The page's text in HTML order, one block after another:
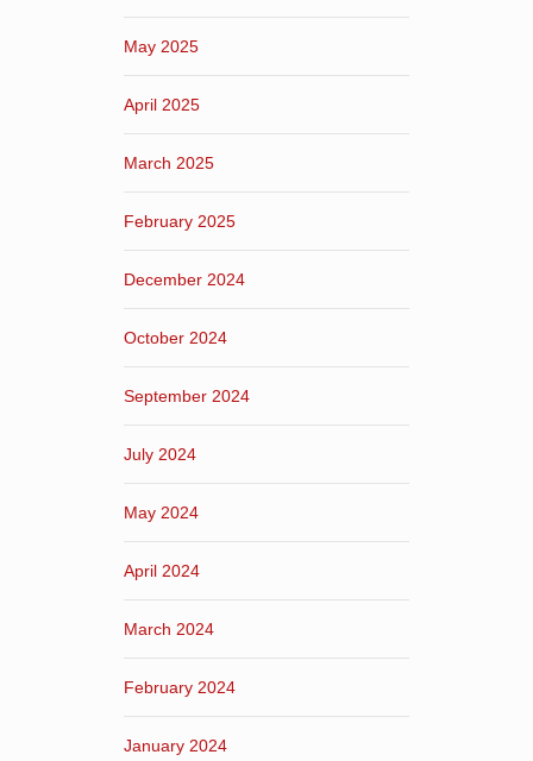
May 2025
April 2025
March 2025
February 2025
December 2024
October 2024
September 2024
July 2024
May 2024
April 2024
March 2024
February 2024
January 2024